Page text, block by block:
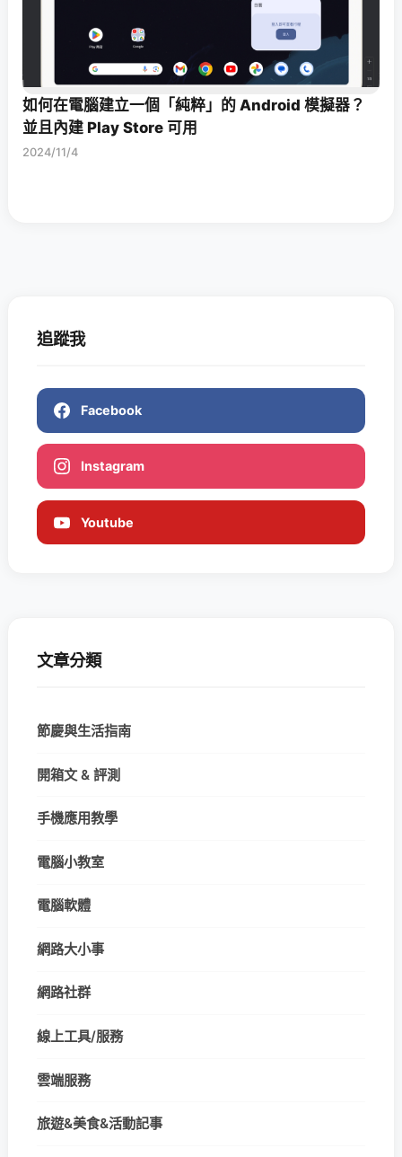
如何在電腦建立一個「純粹」的 Android 模擬器？
並且內建 Play Store 可用
2024/11/4
追蹤我
Facebook
Instagram
Youtube
文章分類
節慶與生活指南
開箱文 & 評測
手機應用教學
電腦小教室
電腦軟體
網路大小事
網路社群
線上工具/服務
雲端服務
旅遊&美食&活動記事